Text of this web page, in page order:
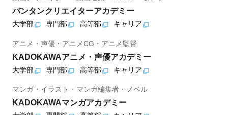
バンタンクリエイターアカデミー
大学部 専門部 高等部 キャリア
アニメ・声優・アニメCG・アニメ監督
KADOKAWAアニメ・声優アカデミー
大学部 専門部 高等部 キャリア
マンガ・イラスト・マンガ編集者・ノベル
KADOKAWAマンガアカデミー